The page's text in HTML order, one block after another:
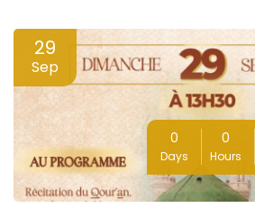
29
Sep
0
Days
0
Hours